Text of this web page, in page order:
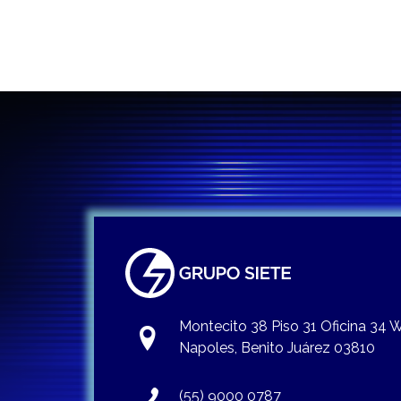
Montecito 38 Piso 31 Oficina 34
Napoles, Benito Juárez 03810
(55) 9000 0787